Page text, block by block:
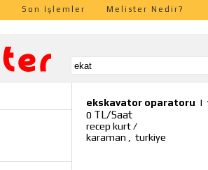
Son İşlemler Melister Nedir?
ekskavator oparatoru |
0 TL/Saat
recep kurt/
karaman
turkiye